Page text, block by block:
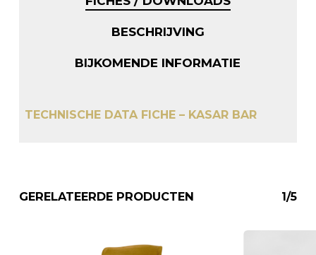
BESCHRIJVING
BIJKOMENDE INFORMATIE
TECHNISCHE DATA FICHE – KASAR BAR
GERELATEERDE PRODUCTEN 1/5